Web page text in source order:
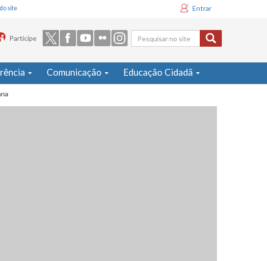
site Entrar
Formulário
de busca
Participe
Comunicação Educação Cidadã